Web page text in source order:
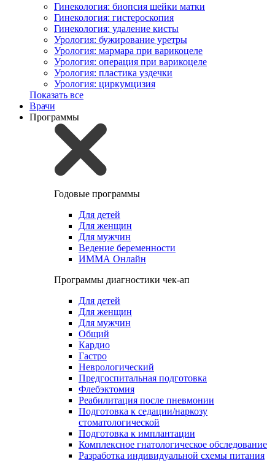
Гинекология: биопсия шейки матки
Гинекология: гистероскопия
Гинекология: удаление кисты
Урология: бужирование уретры
Урология: мармара при варикоцеле
Урология: операция при варикоцеле
Урология: пластика уздечки
Урология: циркумцизия
Показать все
Врачи
Программы
Годовые программы
Для детей
Для женщин
Для мужчин
Ведение беременности
ИММА Онлайн
Программы диагностики чек-ап
Для детей
Для женщин
Для мужчин
Общий
Кардио
Гастро
Неврологический
Предгоспитальная подготовка
Флебэктомия
Реабилитация после пневмонии
Подготовка к седации/наркозу
стоматологической
Подготовка к имплантации
Комплексное гнатологическое обследование
Разработка индивидуальной схемы питания